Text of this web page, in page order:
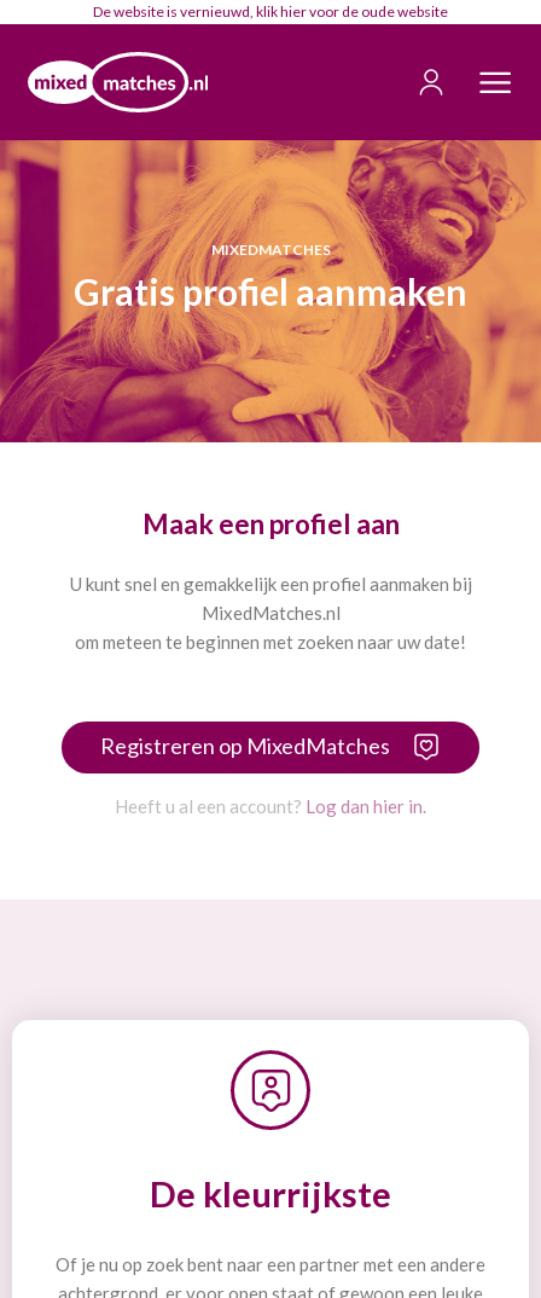
De website is vernieuwd, klikhiervoor de oude website
MIXEDMATCHES
Gratis profiel aanmaken
Maak een profiel aan
U kunt snel en gemakkelijk een profiel aanmaken bij
MixedMatches.nl
om meteen te beginnen met zoeken naar uw date!
Registreren op MixedMatches
Heeft u al een account? Log dan hier in.
De kleurrijkste
Of je nu op zoek bent naar een partner met een andere
achtergrond, er voor open staat of gewoon een leuke